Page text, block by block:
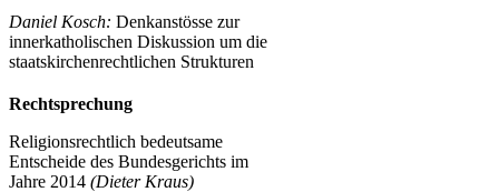
Daniel Kosch: Denkanstösse zur
innerkatholischen Diskussion um die
staatskirchenrechtlichen Strukturen
Rechtsprechung
Religionsrechtlich bedeutsame
Entscheide des Bundesgerichts im
Jahre 2014 (Dieter Kraus)